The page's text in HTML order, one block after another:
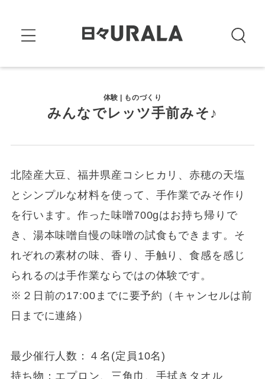
体験 | ものづくり
みんなでレッツ手前みそ♪
北陸産大豆、福井県産コシヒカリ、赤穂の天塩
とシンプルな材料を使って、手作業でみそ作り
を行います。作った味噌700gはお持ち帰りで
き、湯本味噌自慢の味噌の試食もできます。そ
れぞれの素材の味、香り、手触り、食感を感じ
られるのは手作業ならではの体験です。
※２日前の17:00までに要予約（キャンセルは前
日までに連絡）
最少催行人数：４名(定員10名)
持ち物：エプロン、三角巾、手拭きタオル